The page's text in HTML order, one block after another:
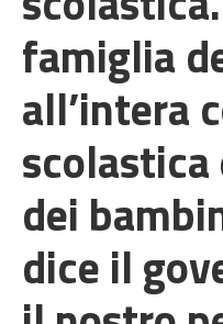
famiglia
all’intera
dei
dice il